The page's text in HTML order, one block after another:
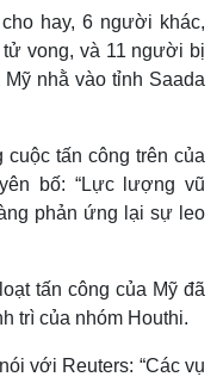
vàng
dùng
cà phê
hay, 6 người khác,
vong, và 11 người bị
nhằ vào tỉnh Saada
tấn công trên của
bố: “Lực lượng vũ
phản ứng lại sự leo
tấn công của Mỹ đã
trì của nhóm Houthi.
với Reuters: “Các vụ